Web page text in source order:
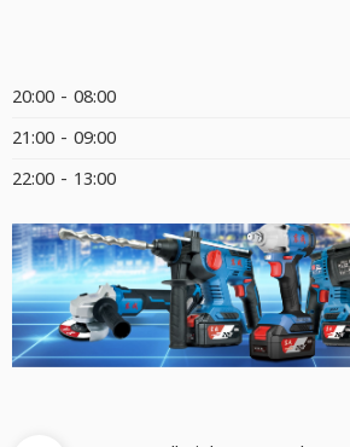
08:00 - 20:00
09:00 - 21:00
13:00 - 22:00